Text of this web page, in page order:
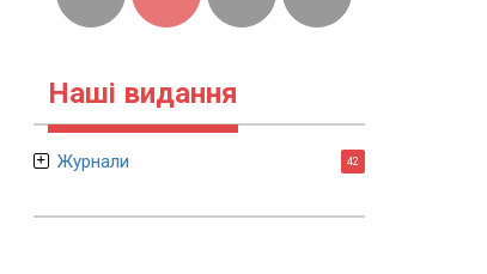
Наші видання
Журнали 42